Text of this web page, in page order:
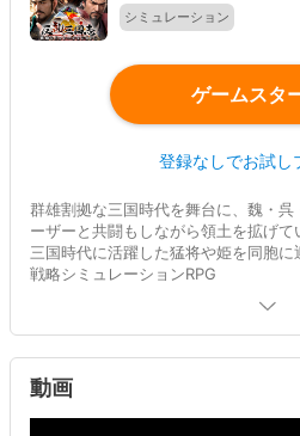
シミュレーション
ゲームスタ
登録なしでお試し
群雄割拠な三国時代を舞台に、魏・呉
ーザーと共闘もしながら領土を拡げて
三国時代に活躍した猛将や姫を同胞
戦略シミュレーションRPG
※反乱三国志はこんなゲーム※
■LVをあげて、領土とコンテンツを解
・領土を拡げると、資源量を多く確保
・コンテンツを解放することで、武
動画